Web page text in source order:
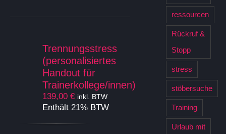
Optionen
können
auf
der
Produktseite
gewählt
werden
Trennungsstress
(personalisiertes
Handout für
Trainerkollege/innen)
139,00€ inkl. BTW
Enthält 21% BTW
ressourcen
Rückruf &
Stopp
stress
stöbersuche
Training
Urlaub mit